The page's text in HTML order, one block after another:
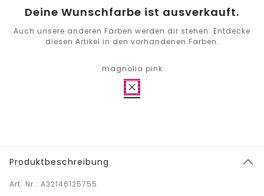
Deine Wunschfarbe ist ausverkauft.
Auch unsere anderen Farben werden dir stehen. Entdecke
diesen Artikel in den vorhandenen Farben.
magnolia pink
Produktbeschreibung
Art. Nr.: A32146125755